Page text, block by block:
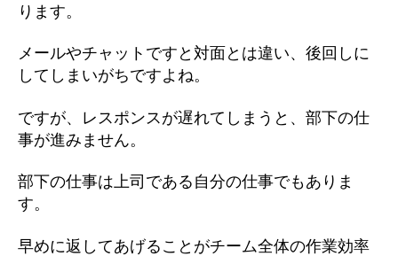
ります。
メールやチャットですと対面とは違い、後回しに
してしまいがちですよね。
ですが、レスポンスが遅れてしまうと、部下の仕
事が進みません。
部下の仕事は上司である自分の仕事でもありま
す。
早めに返してあげることがチーム全体の作業効率